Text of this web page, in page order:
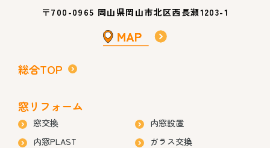
〒700-0965 岡山県岡山市北区西長瀬1203-1
総合TOP
窓リフォーム
窓交換
内窓設置
内窓PLAST
ガラス交換